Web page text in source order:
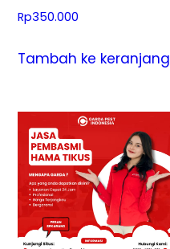
Rp350.000
Tambah ke keranjang